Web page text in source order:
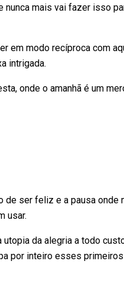
nunca mais vai fazer isso
em modo recíproca com
intrigada.
onde o amanhã é um
de ser feliz e a pausa
usar.
da alegria a todo
por inteiro esses